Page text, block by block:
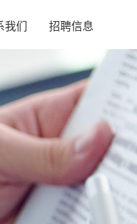
我们 招聘信息